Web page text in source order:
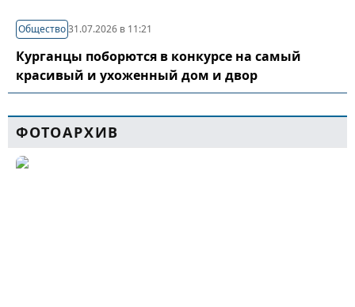
Общество31.07.2026 в 11:21
Курганцы поборются в конкурсе на самый
красивый и ухоженный дом и двор
ФОТОАРХИВ